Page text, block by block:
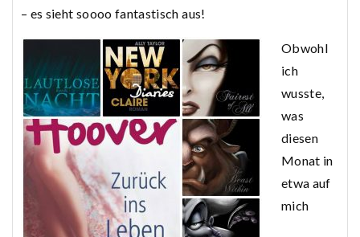
– es sieht soooo fantastisch aus!
Obwohl
ich
wusste,
was
diesen
Monat in
etwa auf
mich